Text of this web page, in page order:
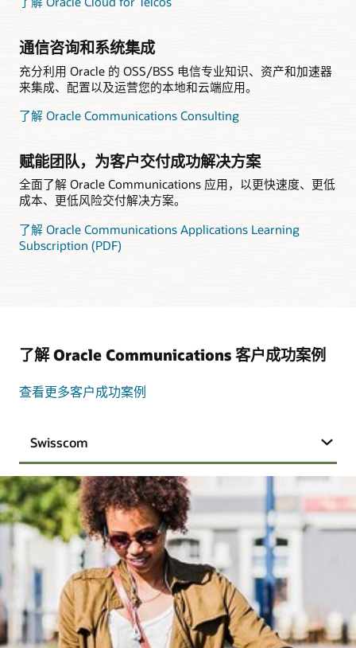
通信咨询和系统集成
充分利用 Oracle 的 OSS/BSS 电信专业知识、资产和加速器
来集成、配置以及运营您的本地和云端应用。
了解 Oracle Communications Consulting
赋能团队，为客户交付成功解决方案
全面了解 Oracle Communications 应用，以更快速度、更低
成本、更低风险交付解决方案。
了解 Oracle Communications Applications Learning
Subscription (PDF)
了解 Oracle Communications 客户成功案例
查看更多客户成功案例
Swisscom